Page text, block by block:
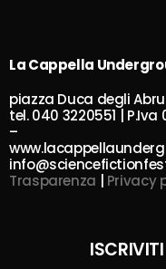
La Cappella
piazza Duca degli
tel. 040 3220551 |
–
Trasparenza | Privacy